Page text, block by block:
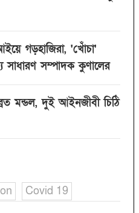
গড়হাজিরা, 'খোঁচা'
সম্পাদক কুণালের
মন্ডল, দুই আইনজীবী চিঠি
Covid 19